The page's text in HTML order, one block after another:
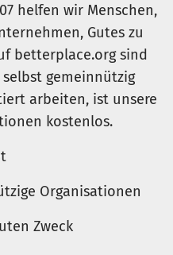
helfen wir Menschen,
Gutes zu
betterplace.org sind
gemeinnützig
arbeiten, ist unsere
kostenlos.
Organisationen
Zweck